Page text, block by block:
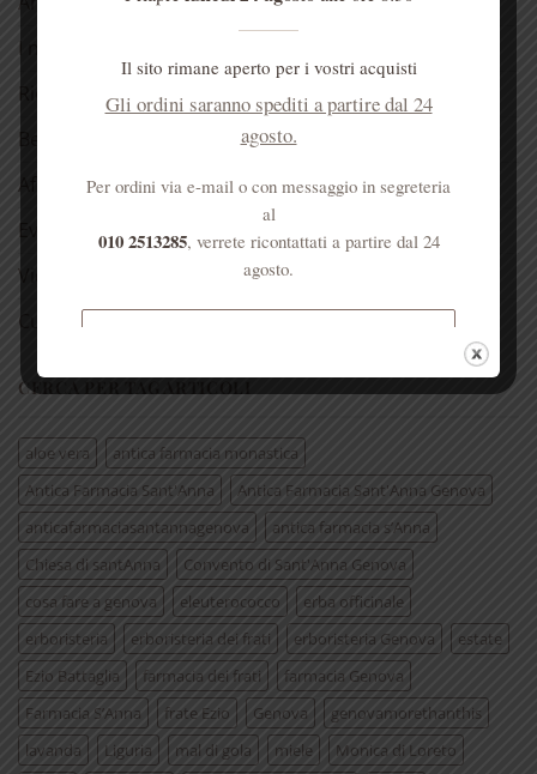
I nostri consigli
Ricette
Aforismi
Eventi
Video
Curiosità
CERCA PER TAG ARTICOLI
aloe vera
antica farmacia monastica
Antica Farmacia Sant'Anna
Antica Farmacia Sant'Anna Genova
anticafarmaciasantannagenova
antica farmacia s’Anna
Chiesa di santAnna
Convento di Sant'Anna Genova
cosa fare a genova
eleuterococco
erba officinale
erboristeria
erboristeria dei frati erboristeria Genova
estate
Ezio Battaglia
farmacia dei frati
farmacia Genova
Farmacia S’Anna
frate Ezio Genova
genovamorethanthis
lavanda
Liguria mal di gola miele
Monica di Loreto
Il sito rimane aperto per i vostri acquisti
Gli ordini saranno spediti a partire dal 24
agosto.
Per ordini via e-mail o con messaggio in segreteria
al
010 2513285, verrete ricontattati a partire dal 24
agosto.
superiori a € 50